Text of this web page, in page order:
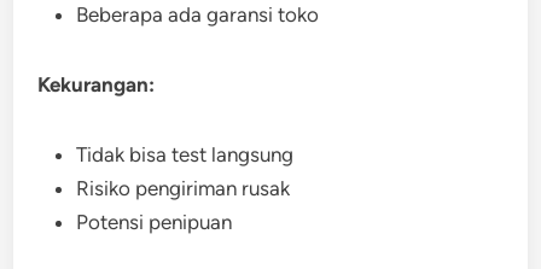
Beberapa ada garansi toko
Kekurangan:
Tidak bisa test langsung
Risiko pengiriman rusak
Potensi penipuan